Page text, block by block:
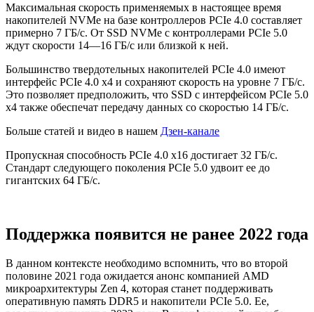
Максимальная скорость применяемых в настоящее время
накопителей NVMe на базе контроллеров PCIe 4.0 составляет
примерно 7 ГБ/с. От SSD NVMe с контроллерами PCIe 5.0
ждут скорости 14—16 ГБ/с или близкой к ней.
Большинство твердотельных накопителей PCIe 4.0 имеют
интерфейс PCIe 4.0 x4 и сохраняют скорость на уровне 7 ГБ/с.
Это позволяет предположить, что SSD с интерфейсом PCIe 5.0
x4 также обеспечат передачу данных со скоростью 14 ГБ/с.
Больше статей и видео в нашем Дзен-канале
Пропускная способность PCIe 4.0 x16 достигает 32 ГБ/с.
Стандарт следующего поколения PCIe 5.0 удвоит ее до
гигантских 64 ГБ/с.
Поддержка появится не ранее 2022 года
В данном контексте необходимо вспомнить, что во второй
половине 2021 года ожидается анонс компанией AMD
микроархитектуры Zen 4, которая станет поддерживать
оперативную память DDR5 и накопители PCIe 5.0. Ее,